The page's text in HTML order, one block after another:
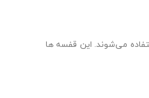
می‌شوند. این قفسه‌ ها